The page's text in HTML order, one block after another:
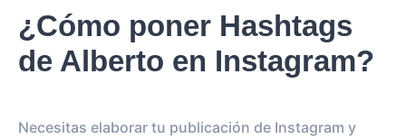
¿Cómo poner Hashtags
de Alberto en Instagram?
Necesitas elaborar tu publicación de Instagram y